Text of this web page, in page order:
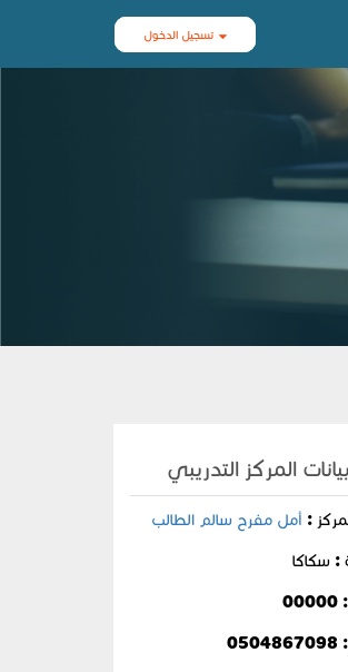
تسجيل الدخول
بيانات المركز التدريبي
: أمل مفرح سالم الطالب
: سكاكا